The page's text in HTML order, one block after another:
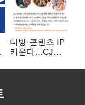
티빙·콘텐츠 IP
키운다…CJ
글로벌 확장 가속